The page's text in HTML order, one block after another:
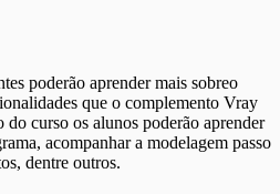
poderão aprender mais sobreo
que o complemento Vray
curso os alunos poderão aprender
acompanhar a modelagem passo
dentre outros.